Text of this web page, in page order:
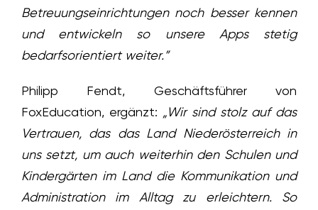
Betreuungseinrichtungen noch besser kennen
und entwickeln so unsere Apps stetig
bedarfsorientiert weiter.”
Philipp Fendt, Geschäftsführer von
FoxEducation, ergänzt: „Wir sind stolz auf das
Vertrauen, das das Land Niederösterreich in
uns setzt, um auch weiterhin den Schulen und
Kindergärten im Land die Kommunikation und
Administration im Alltag zu erleichtern. So